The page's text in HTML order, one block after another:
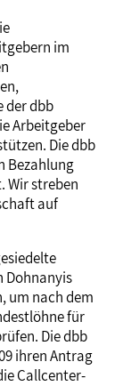
im
der dbb
Arbeitgeber
Die dbb
Bezahlung
Wir streben
auf
Dohnanyis
um nach dem
für
Die dbb
ihren Antrag
Callcenter-